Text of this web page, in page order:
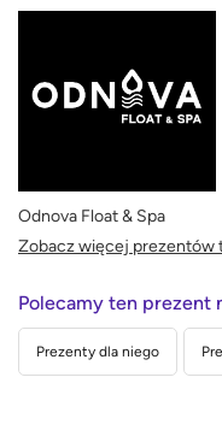
Odnova Float & Spa
Zobacz więcej prezentów
Polecamy ten prezent
Prezenty dla niego